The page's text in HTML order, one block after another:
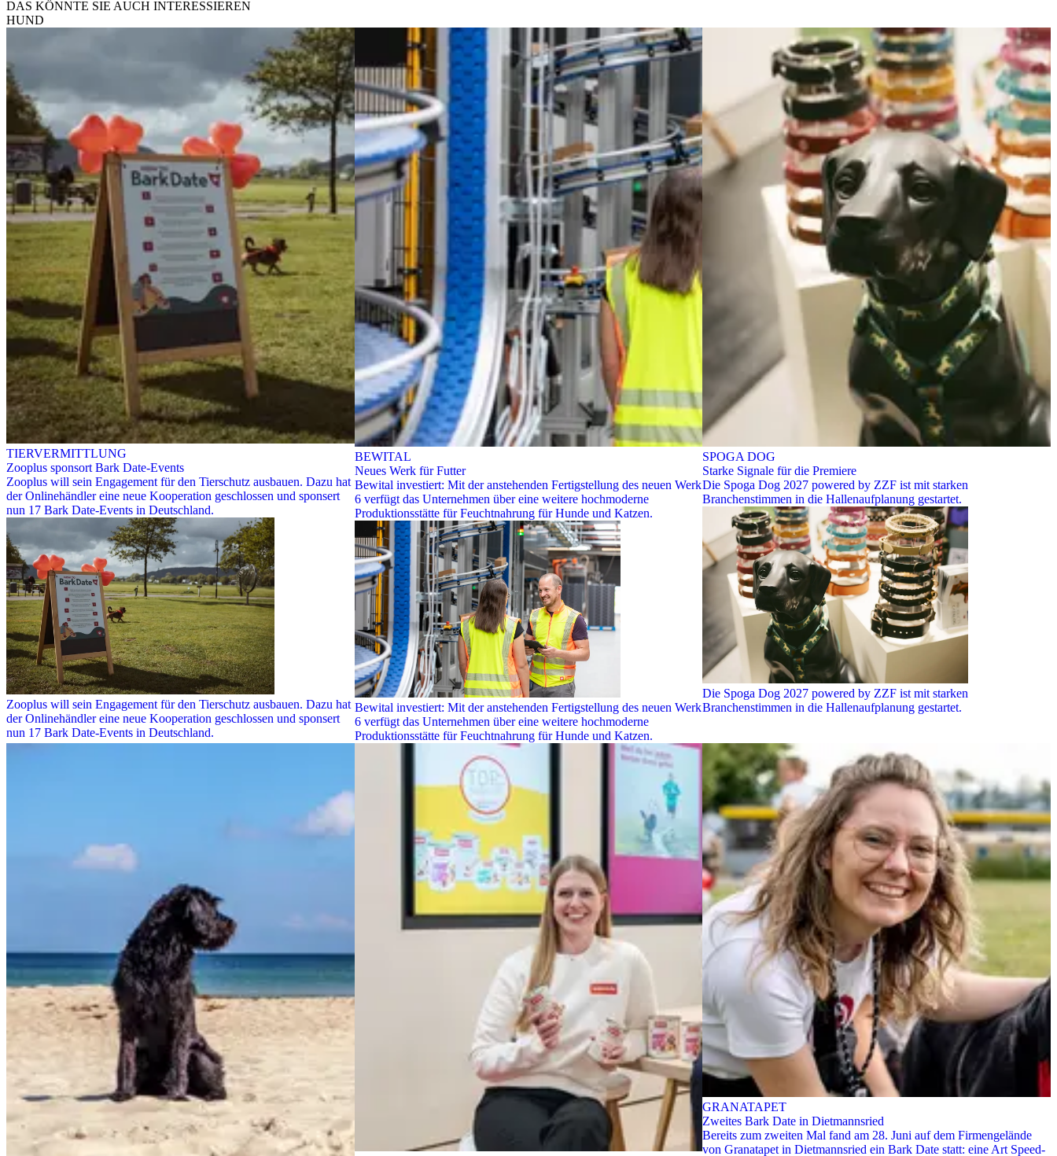
DAS KÖNNTE SIE AUCH INTERESSIEREN
HUND
TIERVERMITTLUNG
Zooplus sponsort Bark Date-Events
Zooplus will sein Engagement für den Tierschutz ausbauen. Dazu hat
der Onlinehändler eine neue Kooperation geschlossen und sponsert
nun 17 Bark Date-Events in Deutschland.
Zooplus will sein Engagement für den Tierschutz ausbauen. Dazu hat
der Onlinehändler eine neue Kooperation geschlossen und sponsert
nun 17 Bark Date-Events in Deutschland.
BEWITAL
Neues Werk für Futter
Bewital investiert: Mit der anstehenden Fertigstellung des neuen Werk
6 verfügt das Unternehmen über eine weitere hochmoderne
Produktionsstätte für Feuchtnahrung für Hunde und Katzen.
Bewital investiert: Mit der anstehenden Fertigstellung des neuen Werk
6 verfügt das Unternehmen über eine weitere hochmoderne
Produktionsstätte für Feuchtnahrung für Hunde und Katzen.
SPOGA DOG
Starke Signale für die Premiere
Die Spoga Dog 2027 powered by ZZF ist mit starken
Branchenstimmen in die Hallenaufplanung gestartet.
Die Spoga Dog 2027 powered by ZZF ist mit starken
Branchenstimmen in die Hallenaufplanung gestartet.
GRANATAPET
Zweites Bark Date in Dietmannsried
Bereits zum zweiten Mal fand am 28. Juni auf dem Firmengelände
von Granatapet in Dietmannsried ein Bark Date statt: eine Art Speed-